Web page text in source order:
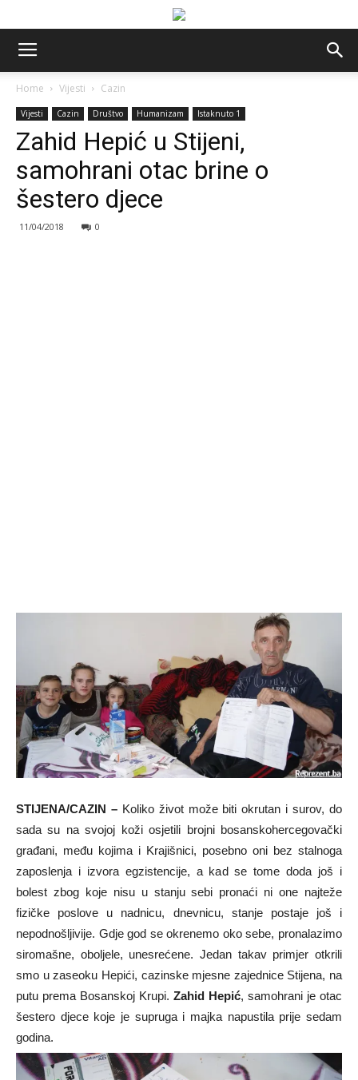
Home Vijesti Cazin
Vijesti Cazin Društvo Humanizam Istaknuto 1
Zahid Hepić u Stijeni,
samohrani otac brine o
šestero djece
11/04/2018 0
STIJENA/CAZIN – Koliko život može biti okrutan i surov, do
sada su na svojoj koži osjetili brojni bosanskohercegovački
građani, među kojima i Krajišnici, posebno oni bez stalnoga
zaposlenja i izvora egzistencije, a kad se tome doda još i
bolest zbog koje nisu u stanju sebi pronaći ni one najteže
fizičke poslove u nadnicu, dnevnicu, stanje postaje još i
nepodnošljivije. Gdje god se okrenemo oko sebe, pronalazimo
siromašne, oboljele, unesrećene. Jedan takav primjer otkrili
smo u zaseoku Hepići, cazinske mjesne zajednice Stijena, na
putu prema Bosanskoj Krupi. Zahid Hepić, samohrani je otac
šestero djece koje je supruga i majka napustila prije sedam
godina.